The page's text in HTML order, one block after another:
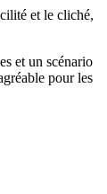
et le cliché,
et un scénario
pour les